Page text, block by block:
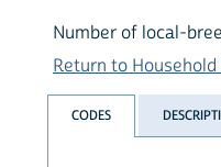
Number of local-
Return to
CODES